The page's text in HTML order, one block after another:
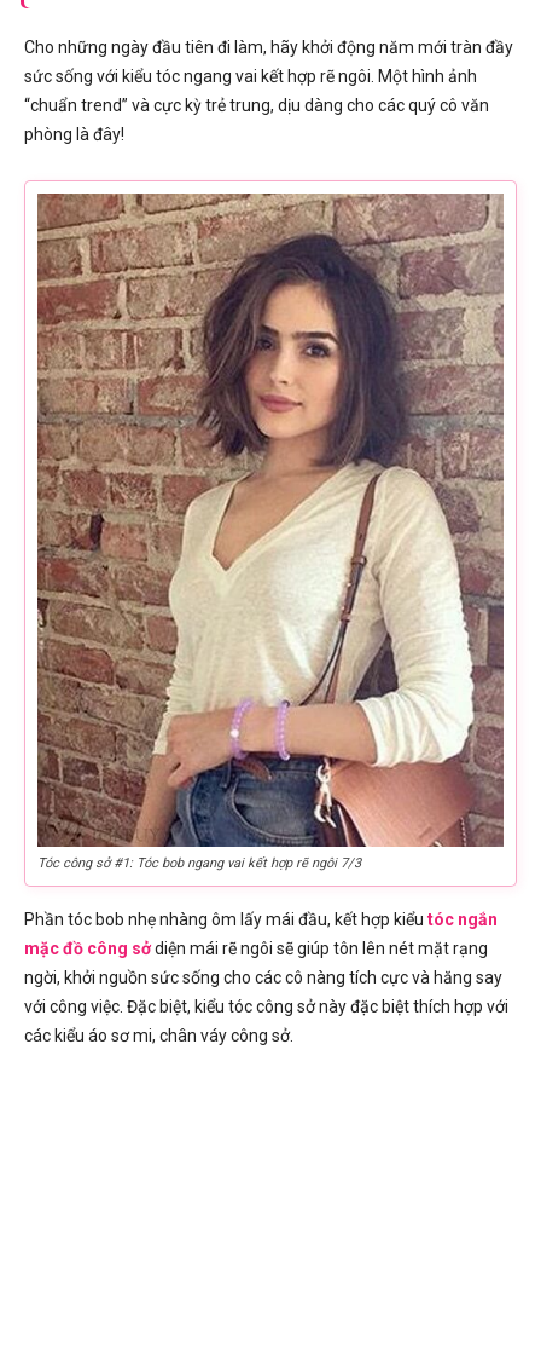
Cho những ngày đầu tiên đi làm, hãy khởi động năm mới tràn đầy
sức sống với kiểu tóc ngang vai kết hợp rẽ ngôi. Một hình ảnh
“chuẩn trend” và cực kỳ trẻ trung, dịu dàng cho các quý cô văn
phòng là đây!
Tóc công sở #1: Tóc bob ngang vai kết hợp rẽ ngôi 7/3
Phần tóc bob nhẹ nhàng ôm lấy mái đầu, kết hợp kiểu tóc ngắn
mặc đồ công sởdiện mái rẽ ngôi sẽ giúp tôn lên nét mặt rạng
ngời, khởi nguồn sức sống cho các cô nàng tích cực và hăng say
với công việc. Đặc biệt, kiểu tóc công sở này đặc biệt thích hợp với
các kiểu áo sơ mi, chân váy công sở.